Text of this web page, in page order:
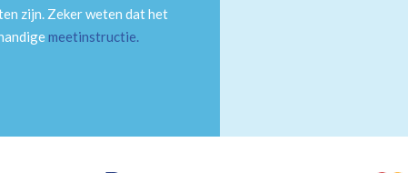
zijn. Zeker weten dat het
meetinstructie.